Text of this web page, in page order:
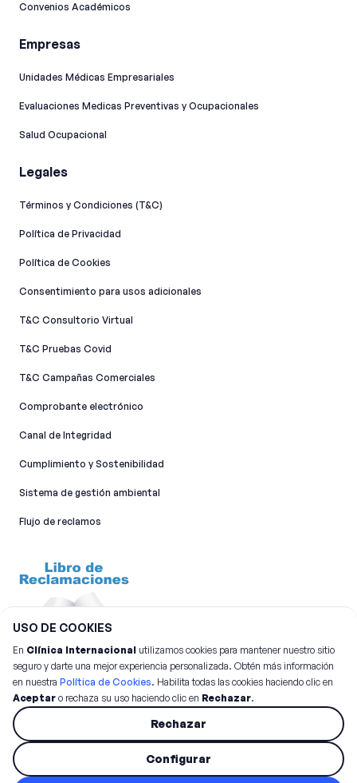
Convenios Académicos
Empresas
Unidades Médicas Empresariales
Evaluaciones Medicas Preventivas y Ocupacionales
Salud Ocupacional
Legales
Términos y Condiciones (T&C)
Política de Privacidad
Política de Cookies
Consentimiento para usos adicionales
T&C Consultorio Virtual
T&C Pruebas Covid
T&C Campañas Comerciales
Comprobante electrónico
Canal de Integridad​
Cumplimiento y Sostenibilidad
Sistema de gestión ambiental
Flujo de reclamos
©2026Clínica Internacional.
Todos los derechos reservados
USO DE COOKIES
En Clínica Internacional utilizamos cookies para mantener nuestro sitio
seguro y darte una mejor experiencia personalizada. Obtén más información
en nuestra Política de Cookies. Habilita todas las cookies haciendo clic en
Aceptar o rechaza su uso haciendo clic en Rechazar.
Rechazar
Configurar